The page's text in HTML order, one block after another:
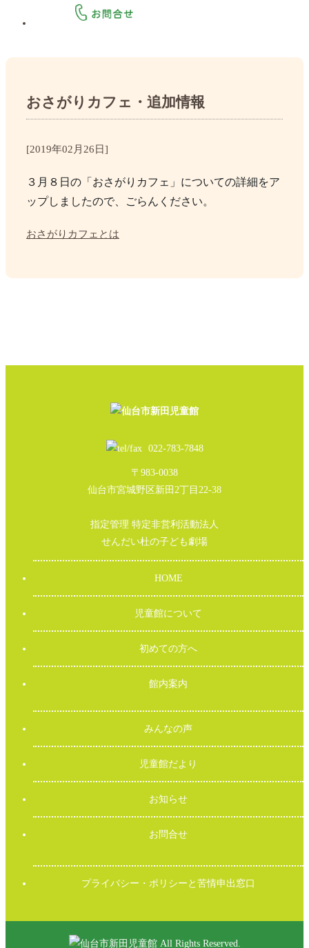
おさがりカフェ・追加情報
[2019年02月26日]
３月８日の「おさがりカフェ」についての詳細をア
ップしましたので、ごらんください。
おさがりカフェとは
022-783-7848
〒983-0038
仙台市宮城野区新田2丁目22-38
指定管理 特定非営利活動法人
せんだい杜の子ども劇場
HOME
児童館について
初めての方へ
館内案内
みんなの声
児童館だより
お知らせ
お問合せ
プライバシー・ポリシーと苦情申出窓口